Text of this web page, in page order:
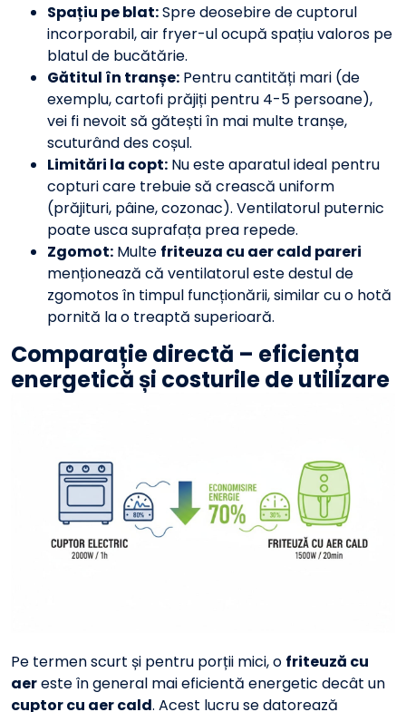
Spațiu pe blat:Spre deosebire de cuptorul
incorporabil, air fryer-ul ocupă spațiu valoros pe
blatul de bucătărie.
Gătitul în tranșe: Pentru cantități mari (de
exemplu, cartofi prăjiți pentru 4-5 persoane),
vei fi nevoit să gătești în mai multe tranșe,
scuturând des coșul.
Limitări la copt: Nu este aparatul ideal pentru
copturi care trebuie să crească uniform
(prăjituri, pâine, cozonac). Ventilatorul puternic
poate usca suprafața prea repede.
Zgomot: Multe friteuza cu aer cald pareri
menționează că ventilatorul este destul de
zgomotos în timpul funcționării, similar cu o hotă
pornită la o treaptă superioară.
Comparație directă – eficiența
energetică și costurile de utilizare
Pe termen scurt și pentru porții mici, o friteuză cu
aereste în general mai eficientă energetic decât un
cuptor cu aer cald. Acest lucru se datorează